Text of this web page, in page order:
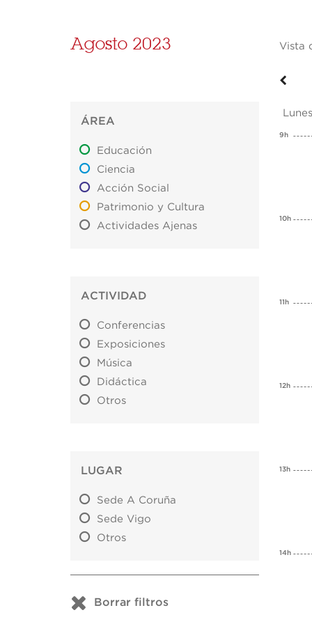
Agosto 2023 Vista
ÁREA
Educación
Ciencia
Acción Social
Patrimonio y Cultura
Actividades Ajenas
ACTIVIDAD
Conferencias
Exposiciones
Música
Didáctica
Otros
LUGAR
Sede A Coruña
Sede Vigo
Otros
Borrar filtros
9h
10h
11h
12h
13h
14h